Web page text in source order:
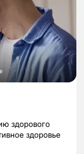
здорового
здоровье